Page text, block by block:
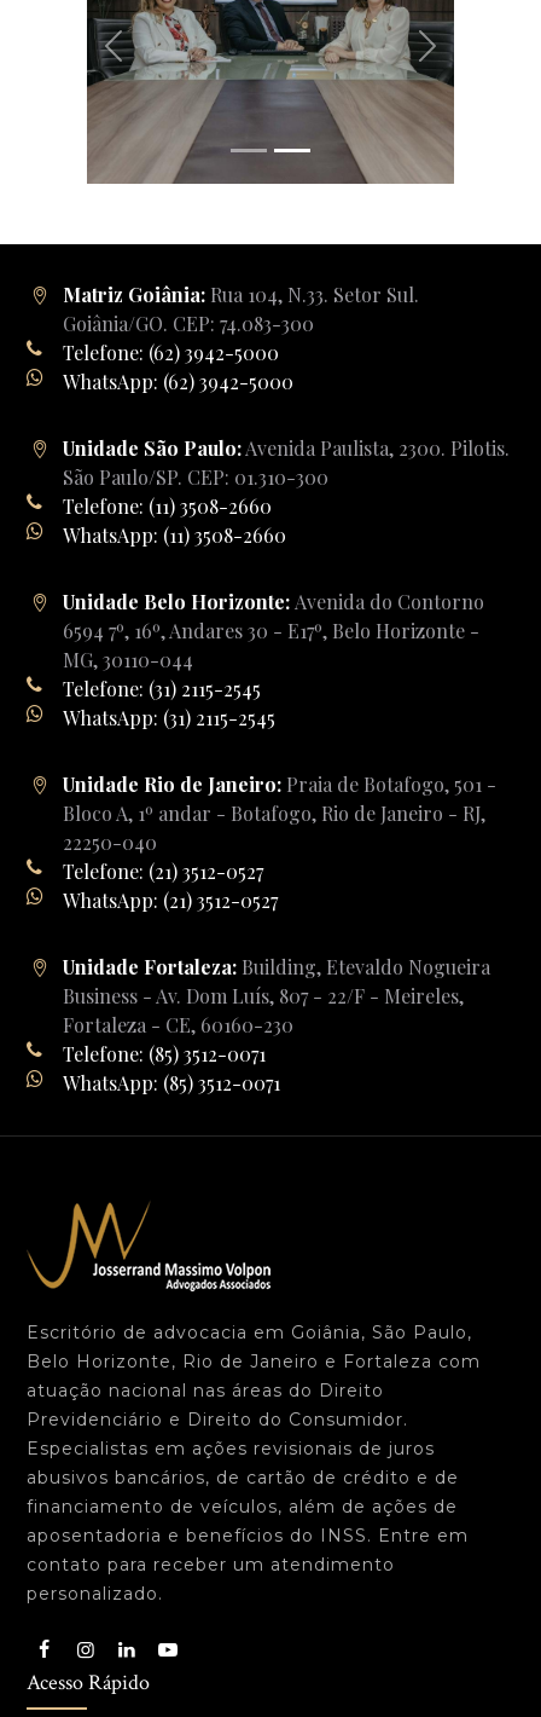
Previous Next
Matriz Goiânia:Rua 104, N.33. Setor Sul.
Goiânia/GO. CEP: 74.083-300
Telefone: (62) 3942-5000
WhatsApp: (62) 3942-5000
Unidade São Paulo:Avenida Paulista, 2300. Pilotis.
São Paulo/SP. CEP: 01.310-300
Telefone: (11) 3508-2660
WhatsApp: (11) 3508-2660
Unidade Belo Horizonte:Avenida do Contorno
6594 7º, 16º, Andares 30 - E17º, Belo Horizonte -
MG, 30110-044
Telefone: (31) 2115-2545
WhatsApp: (31) 2115-2545
Unidade Rio de Janeiro: Praia de Botafogo, 501 -
Bloco A, 1º andar - Botafogo, Rio de Janeiro - RJ,
22250-040
Telefone: (21) 3512-0527
WhatsApp: (21) 3512-0527
Unidade Fortaleza: Building, Etevaldo Nogueira
Business - Av. Dom Luís, 807 - 22/F - Meireles,
Fortaleza - CE, 60160-230
Telefone: (85) 3512-0071
WhatsApp: (85) 3512-0071
Escritório de advocacia em Goiânia, São Paulo,
Belo Horizonte, Rio de Janeiro e Fortaleza com
atuação nacional nas áreas do Direito
Previdenciário e Direito do Consumidor.
Especialistas em ações revisionais de juros
abusivos bancários, de cartão de crédito e de
financiamento de veículos, além de ações de
aposentadoria e benefícios do INSS. Entre em
contato para receber um atendimento
personalizado.
Acesso Rápido